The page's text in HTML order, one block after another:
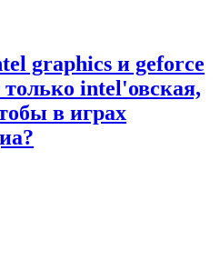
graphics и geforce
только intel'овская,
в играх